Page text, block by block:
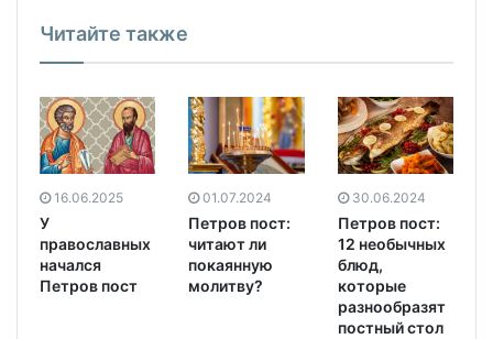
Читайте также
16.06.2025
У
православных
начался
Петров пост
01.07.2024
Петров пост:
читают ли
покаянную
молитву?
30.06.2024
Петров пост:
12 необычных
блюд,
которые
разнообразят
постный стол